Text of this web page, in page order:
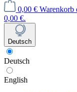
0,00 € Warenkorb
0,00 €.
Deutsch
Deutsch
English